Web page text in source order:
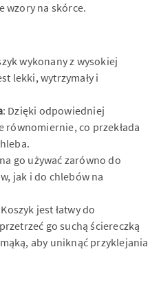
wzory na skórce.
wykonany z wysokiej
lekki, wytrzymały i
: Dzięki odpowiedniej
równomiernie, co przekłada
go używać zarówno do
jak i do chlebów na
jest łatwy do
go suchą ściereczką
aby uniknąć przyklejania